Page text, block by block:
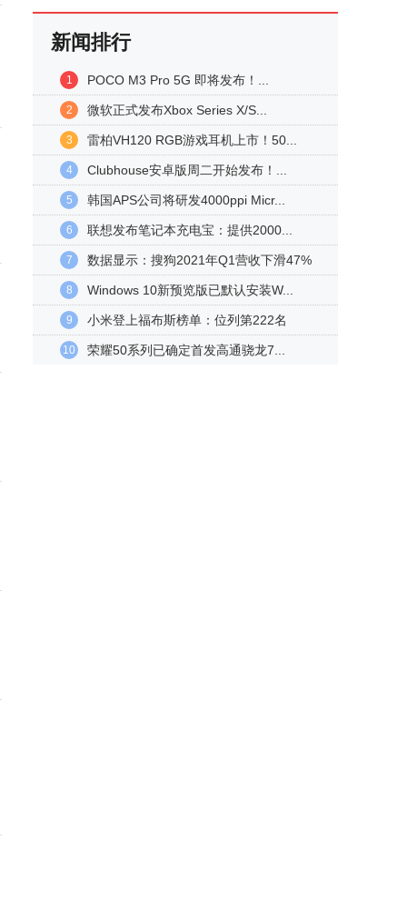
新闻排行
1 POCO M3 Pro 5G 即将发布！...
2 微软正式发布Xbox Series X/S...
3 雷柏VH120 RGB游戏耳机上市！50...
4 Clubhouse安卓版周二开始发布！...
5 韩国APS公司将研发4000ppi Micr...
6 联想发布笔记本充电宝：提供2000...
7 数据显示：搜狗2021年Q1营收下滑47%
8 Windows 10新预览版已默认安装W...
9 小米登上福布斯榜单：位列第222名
10 荣耀50系列已确定首发高通骁龙7...